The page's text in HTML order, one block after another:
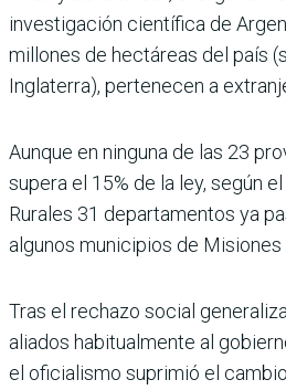
investigación científica de
millones de hectáreas del país
Inglaterra), pertenecen a
Aunque en ninguna de las 23
supera el 15% de la ley, según
Rurales 31 departamentos ya
algunos municipios de Misiones
Tras el rechazo social
aliados habitualmente al
el oficialismo suprimió el cambio.